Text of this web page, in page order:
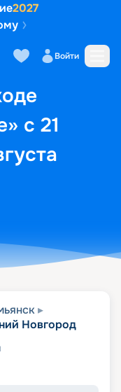
2027
Войти
с 21
Маршрут и
Новгород